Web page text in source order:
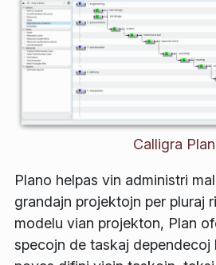
Calligra
Plano helpas vin administri
grandajn projektojn per pluraj
modelu vian projekton, Plan
specojn de taskaj dependecoj